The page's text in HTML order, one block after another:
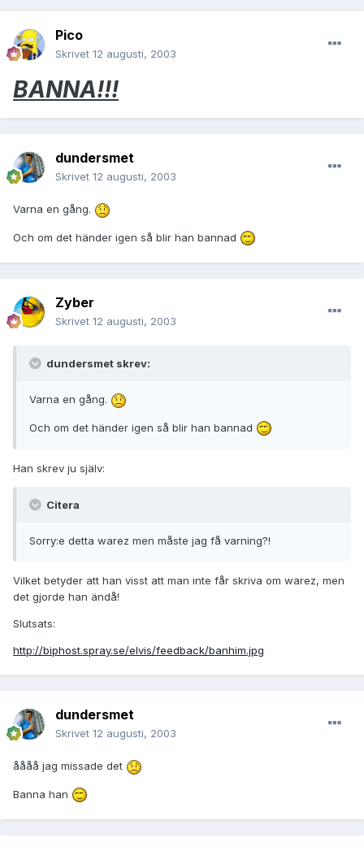
Pico
Skrivet 12 augusti, 2003
BANNA!!!
dundersmet
Skrivet 12 augusti, 2003
Varna en gång.
Och om det händer igen så blir han bannad
Zyber
Skrivet 12 augusti, 2003
dundersmet skrev:
Varna en gång.
Och om det händer igen så blir han bannad
Han skrev ju själv:
Citera
Sorry:e detta warez men måste jag få varning?!
Vilket betyder att han visst att man inte får skriva om warez, men
det gjorde han ändå!
Slutsats:
http://biphost.spray.se/elvis/feedback/banhim.jpg
dundersmet
Skrivet 12 augusti, 2003
åååå jag missade det
Banna han